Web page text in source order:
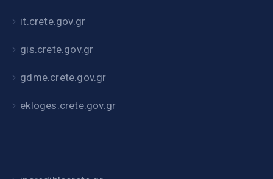
it.crete.gov.gr
gis.crete.gov.gr
gdme.crete.gov.gr
ekloges.crete.gov.gr